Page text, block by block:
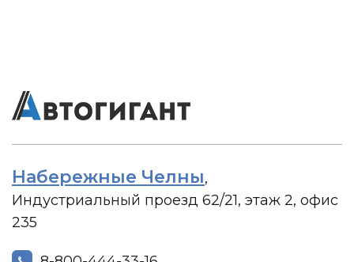
Набережные Челны,
Индустриальный проезд 62/21, этаж 2, офис
235